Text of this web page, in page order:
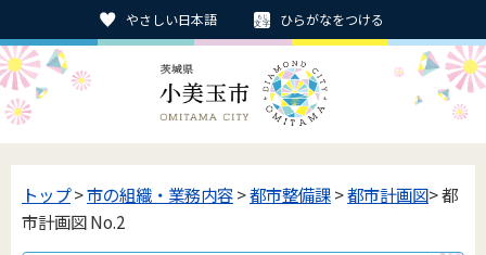
やさしい日本語 ひらがなをつける
トップ>市の組織・業務内容>都市整備課>都市計画図> 都
市計画図 No.2